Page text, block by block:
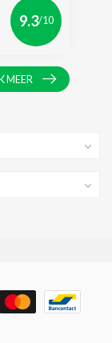
9.3/10
MEER